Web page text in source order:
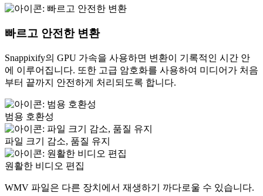
빠르고 안전한 변환
Snappixify의 GPU 가속을 사용하면 변환이 기록적인 시간 안
에 이루어집니다. 또한 고급 암호화를 사용하여 미디어가 처음
부터 끝까지 안전하게 처리되도록 합니다.
범용 호환성
파일 크기 감소, 품질 유지
원활한 비디오 편집
WMV 파일은 다른 장치에서 재생하기 까다로울 수 있습니다.